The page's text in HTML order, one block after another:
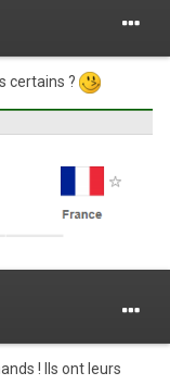
certains ?
! Ils ont leurs